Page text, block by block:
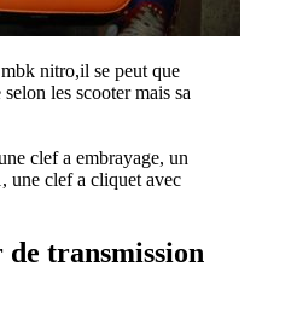
nitro,il se peut que
les scooter mais sa
clef a embrayage, un
une clef a cliquet avec
transmission